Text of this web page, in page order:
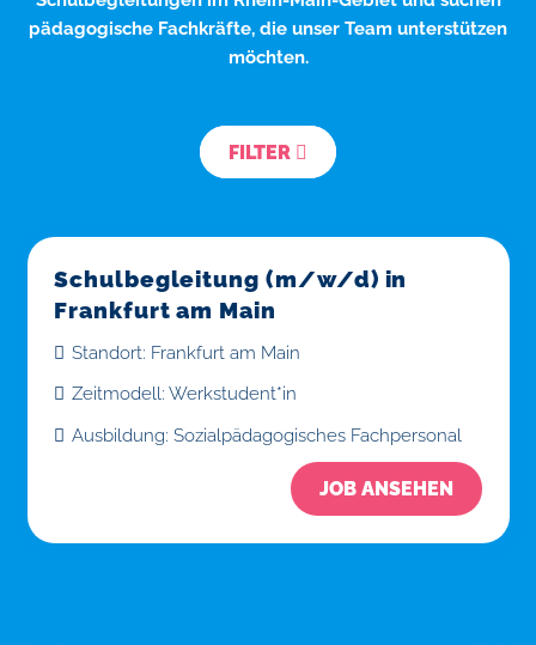
pädagogische Fachkräfte, die unser Team unterstützen
möchten.
FILTER
Schulbegleitung (m/w/d) in
Frankfurt am Main
Standort: Frankfurt am Main
Zeitmodell: Werkstudent*in
Ausbildung: Sozialpädagogisches Fachpersonal
JOB ANSEHEN